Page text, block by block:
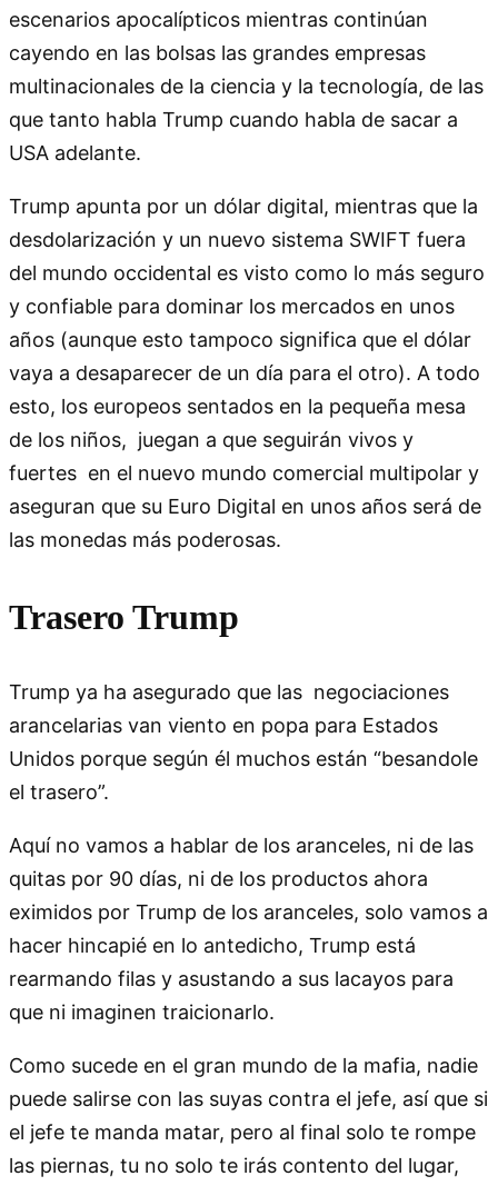
escenarios apocalípticos mientras continúan
cayendo en las bolsas las grandes empresas
multinacionales de la ciencia y la tecnología, de las
que tanto habla Trump cuando habla de sacar a
USA adelante.
Trump apunta por un dólar digital, mientras que la
desdolarización y un nuevo sistema SWIFT fuera
del mundo occidental es visto como lo más seguro
y confiable para dominar los mercados en unos
años (aunque esto tampoco significa que el dólar
vaya a desaparecer de un día para el otro). A todo
esto, los europeos sentados en la pequeña mesa
de los niños, juegan a que seguirán vivos y
fuertes en el nuevo mundo comercial multipolar y
aseguran que su Euro Digital en unos años será de
las monedas más poderosas.
Trasero Trump
Trump ya ha asegurado que las negociaciones
arancelarias van viento en popa para Estados
Unidos porque según él muchos están “besandole
el trasero”.
Aquí no vamos a hablar de los aranceles, ni de las
quitas por 90 días, ni de los productos ahora
eximidos por Trump de los aranceles, solo vamos a
hacer hincapié en lo antedicho, Trump está
rearmando filas y asustando a sus lacayos para
que ni imaginen traicionarlo.
Como sucede en el gran mundo de la mafia, nadie
puede salirse con las suyas contra el jefe, así que si
el jefe te manda matar, pero al final solo te rompe
las piernas, tu no solo te irás contento del lugar,